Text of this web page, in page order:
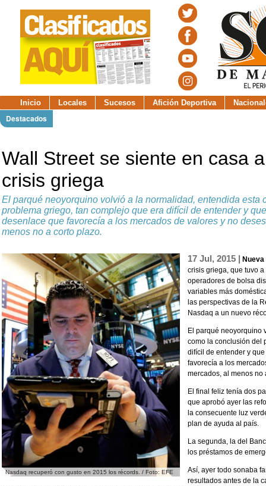
Inicio Locales Sucesos Afición Deportiva
Destacados
Wall Street se siente en casa
crisis griega
El parqué neoyorquino volvió a la normalidad, entendida esta
problema griego, tan complejo que era difícil de entender y
desenlace que favorecía a los mercados de valores y no
menos no a corto plazo.
Nasdaq recuperó con gusto en 2015 los récords. / Foto: EFE
17 Jul, 2015 |
crisis griega, que tuvo
operadores de bolsa
variables más
las perspectivas de la
Nasdaq a un nuevo
El parqué neoyorquino
como la conclusión del
difícil de entender y
favorecía a los
mercados, al menos no
El final feliz tenía dos
que aprobó ayer las
la consecuente luz
plan de ayuda al país.
La segunda, la del
los préstamos de
Así, ayer todo sonaba
resultados antes de la